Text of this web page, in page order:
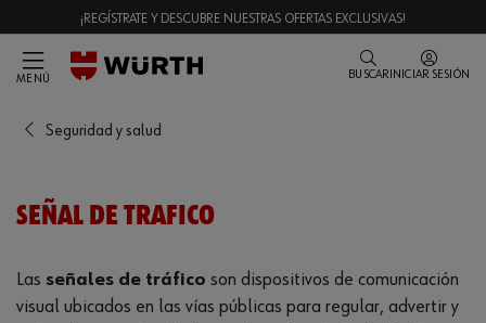
¡REGÍSTRATE Y DESCUBRE NUESTRAS OFERTAS EXCLUSIVAS!
MENÚ BUSCAR INICIAR SESIÓN
Seguridad y salud
SEÑAL DE TRAFICO
Las señales de tráfico son dispositivos de comunicación
visual ubicados en las vías públicas para regular, advertir y